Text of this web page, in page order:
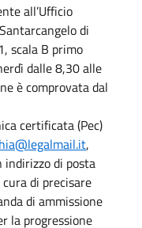
all’Ufficio
di
scala B primo
dalle 8,30 alle
è comprovata dal
certificata (Pec)
,
di posta
di precisare
di ammissione
la progressione